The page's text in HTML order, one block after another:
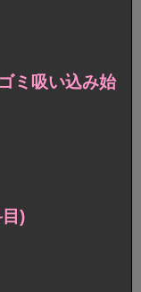
ミ吸い込み始
)